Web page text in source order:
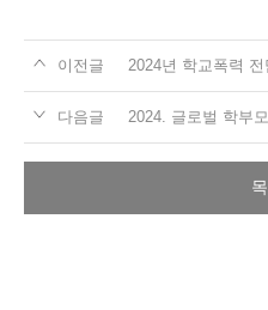
이전글 2024년 학교폭력
다음글 2024. 글로벌 학부